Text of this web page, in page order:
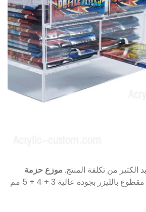
الكثير من تكلفة المنتج. موزع حزمة
أكريليك PTCG مقطوع بالليزر بجودة عالية 3 + 4 + 5 مم